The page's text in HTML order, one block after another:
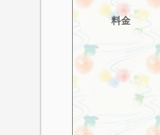
料金